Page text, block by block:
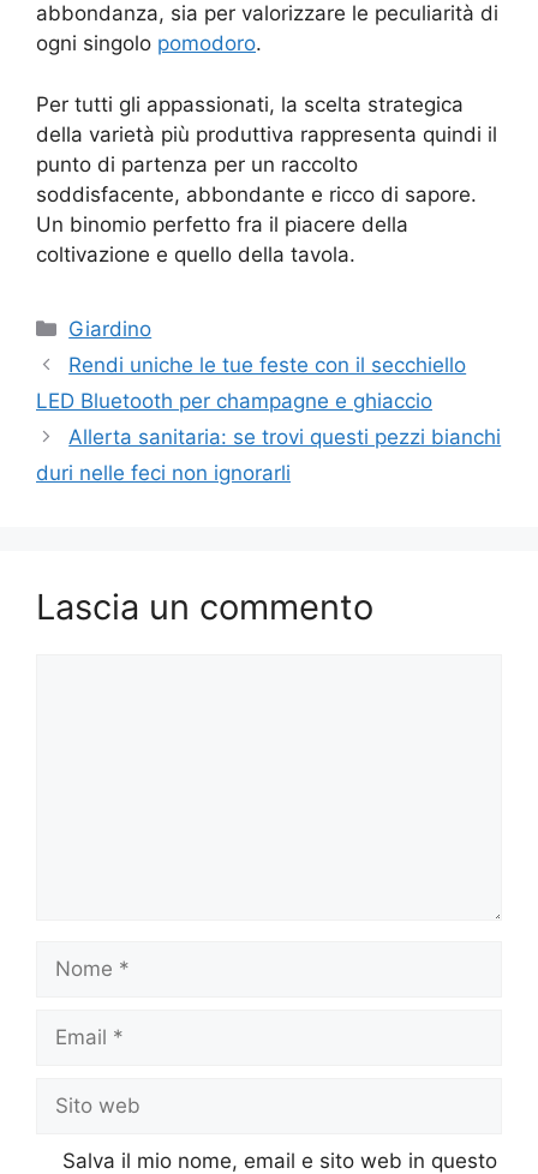
abbondanza, sia per valorizzare le peculiarità di
ogni singolo pomodoro.
Per tutti gli appassionati, la scelta strategica
della varietà più produttiva rappresenta quindi il
punto di partenza per un raccolto
soddisfacente, abbondante e ricco di sapore.
Un binomio perfetto fra il piacere della
coltivazione e quello della tavola.
Categorie
Giardino
Rendi uniche le tue feste con il secchiello
LED Bluetooth per champagne e ghiaccio
Allerta sanitaria: se trovi questi pezzi bianchi
duri nelle feci non ignorarli
Lascia un commento
web
Salva il mio nome, email e sito web in questo